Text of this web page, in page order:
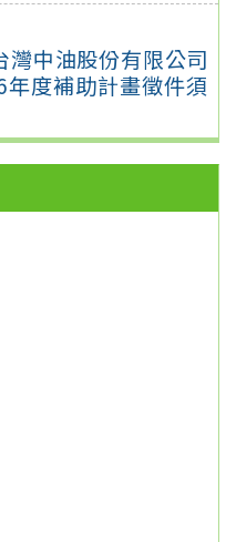
中油股份有限公司
度補助計畫徵件須